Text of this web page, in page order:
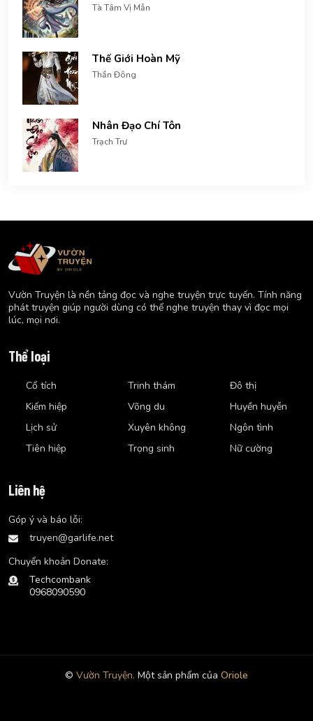
Tà Tâm Vị Mẫn
Thế Giới Hoàn Mỹ
Thần Đông
Nhân Đạo Chí Tôn
Trạch Trư
Vườn Truyện là nền tảng đọc và nghe truyện trực tuyến. Tính năng
phát truyện giúp người dùng có thể nghe truyện thay vì đọc mọi
lúc, mọi nơi.
Thể loại
Cổ tích
Kiếm hiệp
Lịch sử
Tiên hiệp
Trinh thám
Võng du
Xuyên không
Trọng sinh
Đô thị
Huyền huyễn
Ngôn tình
Nữ cường
Liên hệ
Góp ý và báo lỗi:
truyen@garlife.net
Chuyển khoản Donate:
Techcombank
0968090590
© Vườn Truyện. Một sản phẩm của Oriole